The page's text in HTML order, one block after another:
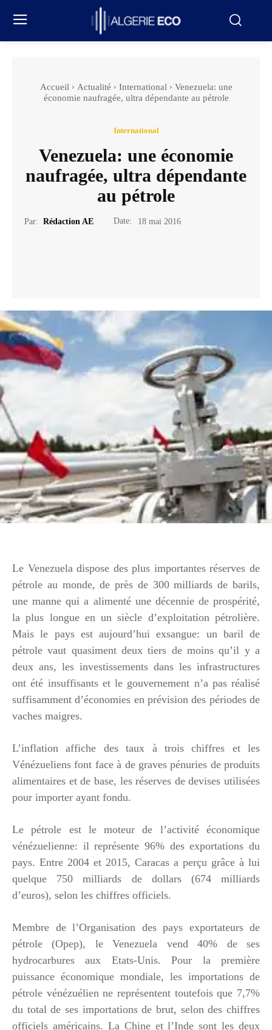
Accueil Actualité International
Venezuela: une
économie naufragée, ultra dépendante au pétrole
International
Venezuela: une économie
naufragée, ultra dépendante
au pétrole
Par: Rédaction AE Date: 18 mai 2016
Le Venezuela dispose des plus importantes réserves de
pétrole au monde, de près de 300 milliards de barils,
une manne qui a alimenté une décennie de prospérité,
la plus longue en un siècle d’exploitation pétrolière.
Mais le pays est aujourd’hui exsangue: un baril de
pétrole vaut quasiment deux tiers de moins qu’il y a
deux ans, les investissements dans les infrastructures
ont été insuffisants et le gouvernement n’a pas réalisé
suffisamment d’économies en prévision des périodes de
vaches maigres.
L’inflation affiche des taux à trois chiffres et les
Vénézueliens font face à de graves pénuries de produits
alimentaires et de base, les réserves de devises utilisées
pour importer ayant fondu.
Le pétrole est le moteur de l’activité économique
vénézuelienne: il représente 96% des exportations du
pays. Entre 2004 et 2015, Caracas a perçu grâce à lui
quelque 750 milliards de dollars (674 milliards
d’euros), selon les chiffres officiels.
Membre de l’Organisation des pays exportateurs de
pétrole (Opep), le Venezuela vend 40% de ses
hydrocarbures aux Etats-Unis. Pour la première
puissance économique mondiale, les importations de
pétrole vénézuélien ne représentent toutefois que 7,7%
du total de ses importations de brut, selon des chiffres
officiels américains. La Chine et l’Inde sont les deux